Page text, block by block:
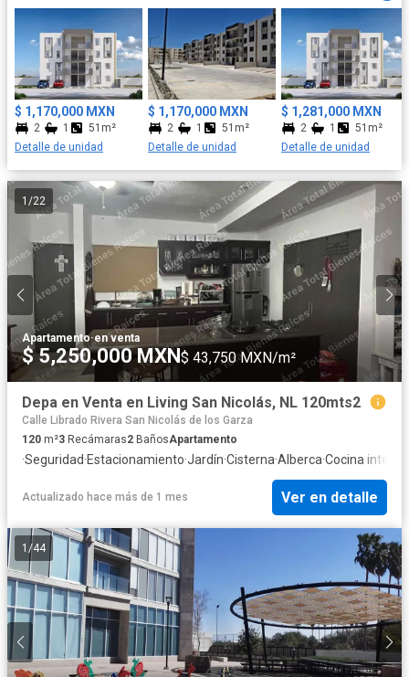
$ 1,170,000 MXN
2 1
51m²
Detalle de unidad
$ 1,170,000 MXN
2 1
51m²
Detalle de unidad
$ 1,281,000 MXN
2 1
51m²
Detalle de unidad
1 /22
Apartamento·en venta
$ 5,250,000 MXN $ 43,750 MXN/m²
Depa en Venta en Living San Nicolás, NL 120mts2
Calle Librado Rivera San Nicolás de los Garza
120 m²3 Recámaras2 BañosApartamento
·Seguridad·Estacionamiento·Jardín·Cisterna·Alberca·Cocina
Actualizado hace más de 1 mes Ver en detalle
1 /44